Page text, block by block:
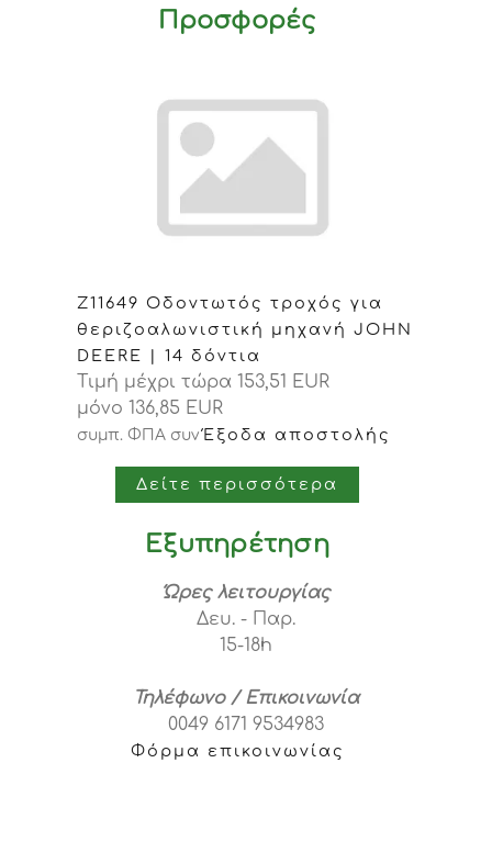
Προσφορές
Z11649 Οδοντωτός τροχός για
θεριζοαλωνιστική μηχανή JOHN
DEERE | 14 δόντια
Τιμή μέχρι τώρα 153,51 EUR
μόνο 136,85 EUR
συμπ. ΦΠΑ συνΈξοδα αποστολής
Δείτε περισσότερα
Εξυπηρέτηση
Ώρες λειτουργίας
Δευ. - Παρ.
15-18h
Τηλέφωνο / Επικοινωνία
0049 6171 9534983
Φόρμα επικοινωνίας